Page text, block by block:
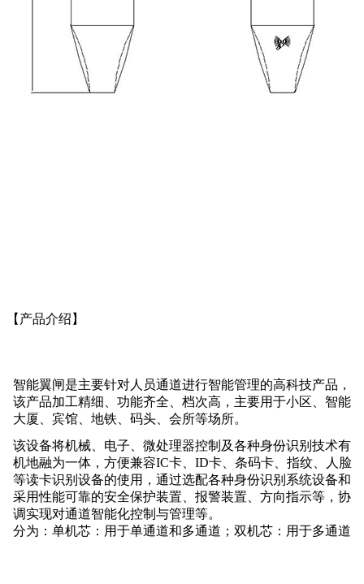
【产品介绍】
智能翼闸是主要针对人员通道进行智能管理的高科技产品，
该产品加工精细、功能齐全、档次高，主要用于小区、智能
大厦、宾馆、地铁、码头、会所等场所。
该设备将机械、电子、微处理器控制及各种身份识别技术有
机地融为一体，方便兼容IC卡、ID卡、条码卡、指纹 、人脸
等读卡识别设备的使用，通过选配各种身份识别系统设备和
采用性能可靠的安全保护装置、报警装置、方向指示等，协
调实现对通道智能化控制与管理等。
分为：单机芯：用于单通道和多通道；双机芯：用于多通道